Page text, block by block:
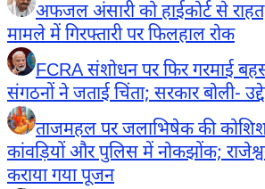
अफजल अंसारी को हाईकोर्ट से
मामले में गिरफ्तारी पर फिलहाल रोक
FCRA संशोधन पर फिर गरमाई
संगठनों ने जताई चिंता; सरकार बोली-
ताजमहल पर जलाभिषेक की कोशिश
कांवड़ियों और पुलिस में नोकझोंक;
कराया गया पूजन